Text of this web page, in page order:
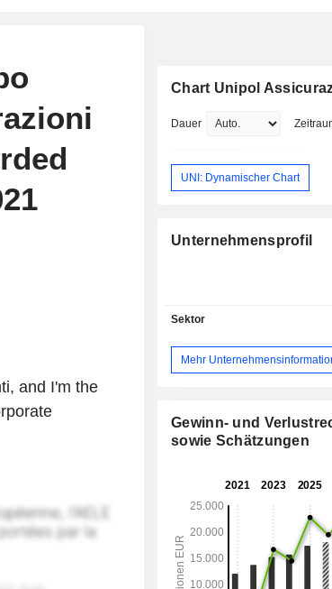
and I'm the
Chart Unipol
Dauer
UNI: Dynamischer Chart
Unternehmensprofil
Sektor
Mehr
Gewinn- und
sowie Schätzungen